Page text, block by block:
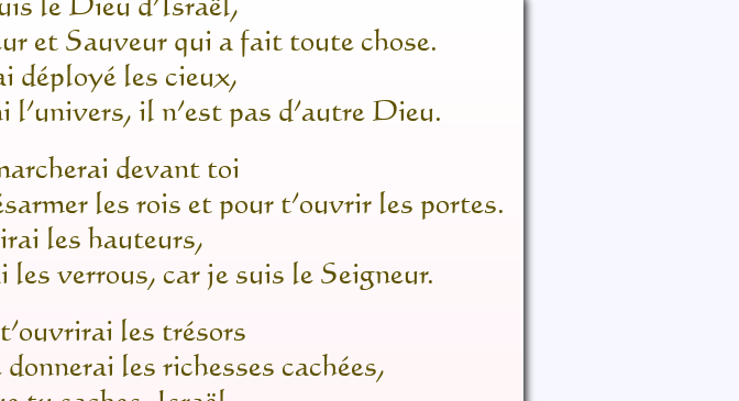
et Sauveur qui a fait toute chose.
déployé les cieux,
il n’est pas d’autre Dieu.
devant toi
les rois et pour t’ouvrir les portes.
les hauteurs,
les verrous, car je suis le Seigneur.
les trésors
les richesses cachées,